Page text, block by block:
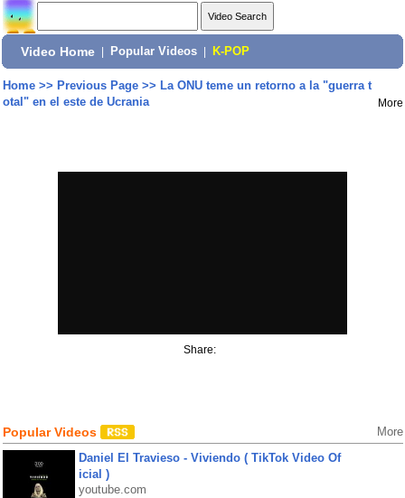
Video Home Popular Videos K-POP
Home>> Previous Page>> La ONU teme un retorno a la "guerra t
otal" en el este de Ucrania
More
Share:
Popular Videos More
Daniel El Travieso - Viviendo ( TikTok Video Of
icial )
youtube.com